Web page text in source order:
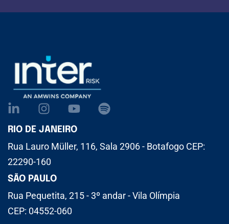
RIO DE JANEIRO
Rua Lauro Müller, 116, Sala 2906 - Botafogo CEP:
22290-160
SÃO PAULO
Rua Pequetita, 215 - 3º andar - Vila Olímpia
CEP: 04552-060